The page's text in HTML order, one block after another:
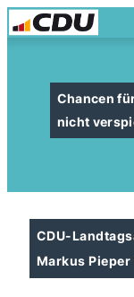
Chancen
nicht
CDU-
Markus Pieper